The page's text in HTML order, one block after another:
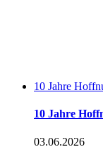
10 Jahre
10 Jahre
03.06.2026